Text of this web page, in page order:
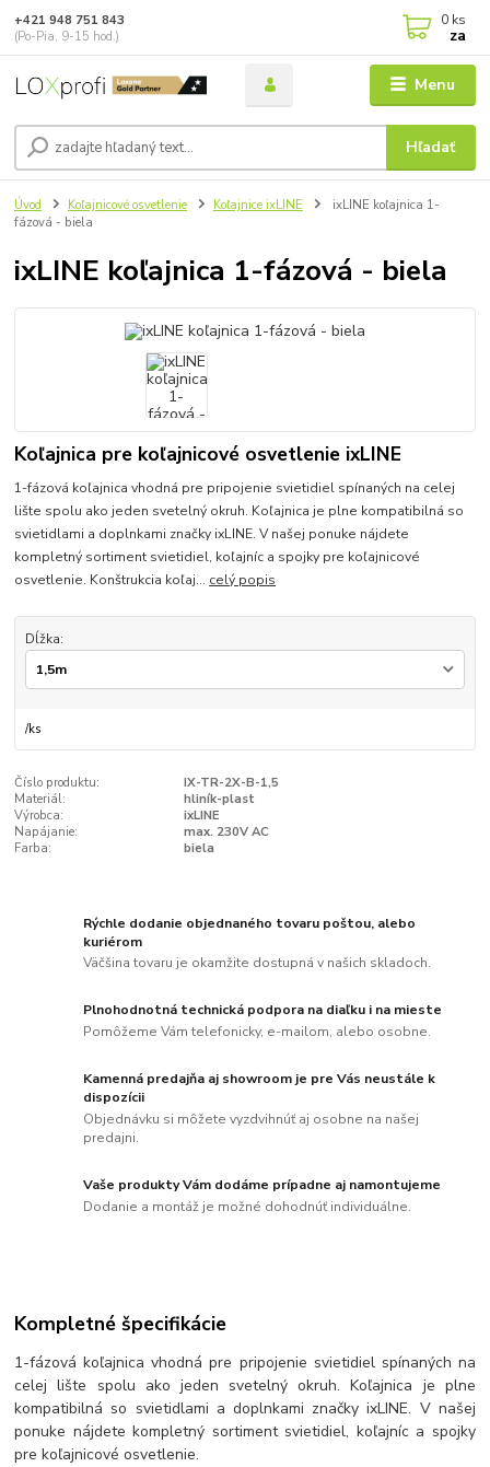
Menu
Hľadať
+421 948 751 843
(Po-Pia, 9-15 hod.)
0 ks
za
Úvod Koľajnicové osvetlenie Koľajnice ixLINE
ixLINE koľajnica 1-
fázová - biela
ixLINE koľajnica 1-fázová - biela
Koľajnica pre koľajnicové osvetlenie ixLINE
1-fázová koľajnica vhodná pre pripojenie svietidiel spínaných na celej
lište spolu ako jeden svetelný okruh. Koľajnica je plne kompatibilná so
svietidlami a doplnkami značky ixLINE. V našej ponuke nájdete
kompletný sortiment svietidiel, koľajníc a spojky pre koľajnicové
osvetlenie. Konštrukcia koľaj... celý popis
Dĺžka:
/ks
Číslo produktu:
IX-TR-2X-B-1,5
Materiál:
hliník-plast
Výrobca:
ixLINE
Napájanie:
max. 230V AC
Farba:
biela
Rýchle dodanie objednaného tovaru poštou, alebo
kuriérom
Väčšina tovaru je okamžite dostupná v našich skladoch.
Plnohodnotná technická podpora na diaľku i na mieste
Pomôžeme Vám telefonicky, e-mailom, alebo osobne.
Kamenná predajňa aj showroom je pre Vás neustále k
dispozícii
Objednávku si môžete vyzdvihnúť aj osobne na našej
predajni.
Vaše produkty Vám dodáme prípadne aj namontujeme
Dodanie a montáž je možné dohodnúť individuálne.
Kompletné špecifikácie
1-fázová koľajnica vhodná pre pripojenie svietidiel spínaných na
celej lište spolu ako jeden svetelný okruh. Koľajnica je plne
kompatibilná so svietidlami a doplnkami značky ixLINE. V našej
ponuke nájdete kompletný sortiment svietidiel, koľajníc a spojky
pre koľajnicové osvetlenie.